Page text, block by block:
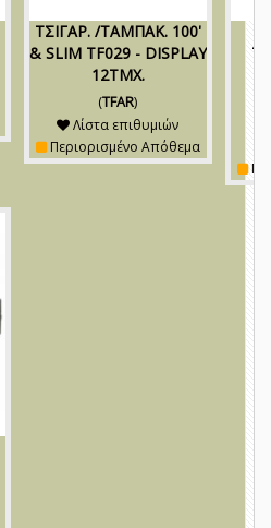
ΤΣΙΓΑΡ. /ΤΑΜΠΑΚ. 100'
& SLIM TF029 - DISPLAY
12ΤΜΧ.
(TFAR)
Λίστα επιθυμιών
Περιορισμένο Απόθεμα